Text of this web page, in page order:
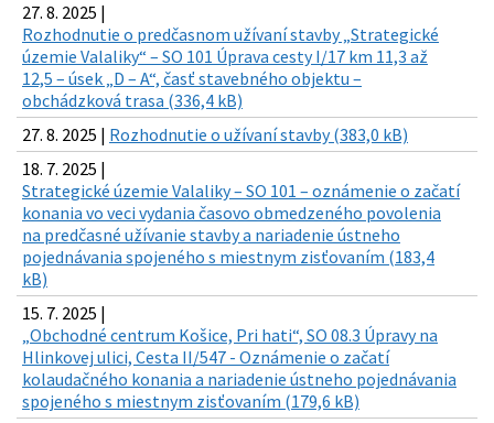
27. 8. 2025 |
Rozhodnutie o predčasnom užívaní stavby „Strategické
územie Valaliky“ – SO 101 Úprava cesty I/17 km 11,3 až
12,5 – úsek „D – A“, časť stavebného objektu –
obchádzková trasa (336,4 kB)
27. 8. 2025 | Rozhodnutie o užívaní stavby (383,0 kB)
18. 7. 2025 |
Strategické územie Valaliky – SO 101 – oznámenie o začatí
konania vo veci vydania časovo obmedzeného povolenia
na predčasné užívanie stavby a nariadenie ústneho
pojednávania spojeného s miestnym zisťovaním (183,4
kB)
15. 7. 2025 |
„Obchodné centrum Košice, Pri hati“, SO 08.3 Úpravy na
Hlinkovej ulici, Cesta II/547 - Oznámenie o začatí
kolaudačného konania a nariadenie ústneho pojednávania
spojeného s miestnym zisťovaním (179,6 kB)